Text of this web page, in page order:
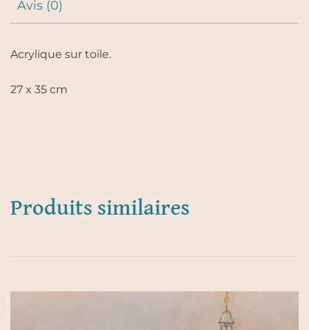
Avis (0)
Acrylique sur toile.
27 x 35 cm
Produits similaires